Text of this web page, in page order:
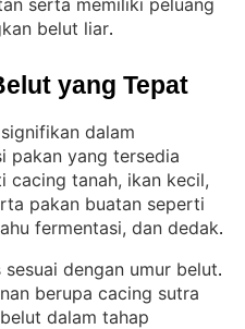
serta memiliki peluang
belut liar.
yang Tepat
dalam
pakan yang tersedia
cacing tanah, ikan kecil,
pakan buatan seperti
fermentasi, dan dedak.
dengan umur belut
berupa cacing sutra
dalam tahap